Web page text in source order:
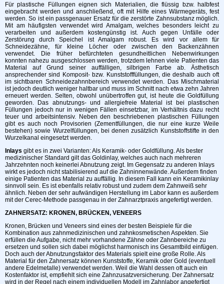
Für plastische Füllungen eignen sich Materialien, die flüssig bzw. halbfest
eingebracht werden und anschließend, oft mit Hilfe eines Wärmegeräts, fest
werden. So ist ein passgenauer Ersatz für die zerstörte Zahnsubstanz möglich.
Mit am häufigsten verwendet wird Amalgam, welches besonders leicht zu
verarbeiten und außerdem kostengünstig ist. Auch gegen Unfälle oder
Zerstörung durch Speichel ist Amalgam robust. Es wird vor allem für
Schneidezähne, für kleine Löcher oder zwischen den Backenzähnen
verwendet. Die früher befürchteten gesundheitlichen Nebenwirkungen
konnten nahezu ausgeschlossen werden, trotzdem lehnen viele Patienten das
Material auf Grund seiner auffälligen, silbrigen Farbe ab. Ästhetisch
ansprechender sind Komposit- bzw. Kunststofffüllungen, die deshalb auch oft
im sichtbaren Schneidezahnnbereich verwendet werden. Das Mischmaterial
ist jedoch deutlich weniger haltbar und muss im Schnitt nach etwa zehn Jahren
erneuert werden. Selten, obwohl unübertroffen gut, ist heute die Goldfüllung
geworden. Das abnutzungs- und allergiefreie Material ist bei plastischen
Füllungen jedoch nur in wenigen Fällen einsetzbar, im Verhältnis dazu recht
teuer und arbeitsintensiv. Neben den beschriebenen plastischen Füllungen
gibt es auch noch Provisorien (Zementfüllungen, die nur eine kurze Weile
bestehen) sowie Wurzelfüllungen, bei denen zusätzlich Kunststoffstifte in den
Wurzelkanal eingesetzt werden.
Inlays gibt es in zwei Varianten: Als Keramik- oder Goldfüllung. Als bester
medizinischer Standard gilt das Goldinlay, welches auch nach mehreren
Jahrzehnten noch keinerlei Abnutzung zeigt. Im Gegensatz zu anderen Inlays
wirkt es jedoch nicht stabilisierend auf die Zahninnenwände. Außerdem finden
einige Patienten das Material zu auffällig. In diesem Fall kann ein Keramikinlay
sinnvoll sein. Es ist ebenfalls relativ robust und zudem dem Zahnweiß sehr
ähnlich. Neben der sehr aufwändigen Herstellung im Labor kann es außerdem
mit der Cerec-Methode passgenau in der Zahnarztpraxis angefertigt werden.
ZAHNERSATZ: KRONEN, BRÜCKEN, VENEERS
Kronen, Brücken und Veneers sind eines der besten Beispiele für die
Kombination aus zahnmedizinischen und zahnkosmetischen Aspekten. Sie
erfüllen die Aufgabe, nicht mehr vorhandene Zähne oder Zahnbereiche zu
ersetzen und sollen sich dabei möglichst harmonisch ins Gesamtbild einfügen.
Doch auch der Abnutzungsfaktor des Materials spielt eine große Rolle. Als
Material für den Zahnersatz können Kunststoffe, Keramik oder Gold (eventuell
andere Edelmetalle) verwendet werden. Weil die Wahl dessen oft auch ein
Kostenfaktor ist, empfiehlt sich eine Zahnzusatzversicherung. Der Zahnersatz
wird in der Regel nach einem individuellen Modell im Zahnlabor angefertigt